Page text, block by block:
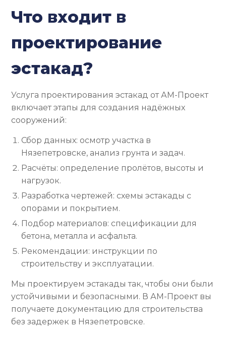
Что входит в
проектирование
эстакад?
Услуга проектирования эстакад от АМ-Проект
включает этапы для создания надёжных
сооружений:
Сбор данных: осмотр участка в
Нязепетровске, анализ грунта и задач.
Расчёты: определение пролётов, высоты и
нагрузок.
Разработка чертежей: схемы эстакады с
опорами и покрытием.
Подбор материалов: спецификации для
бетона, металла и асфальта.
Рекомендации: инструкции по
строительству и эксплуатации.
Мы проектируем эстакады так, чтобы они были
устойчивыми и безопасными. В АМ-Проект вы
получаете документацию для строительства
без задержек в Нязепетровске.